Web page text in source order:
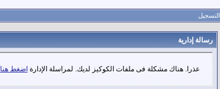
التسجيل
رسالة إدارية
عذرا. هناك مشكلة فى ملفات الكوكيز لديك. لمراسلة الإدارة اضغط هنا